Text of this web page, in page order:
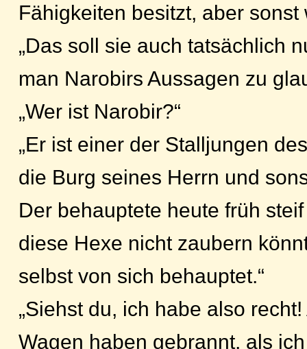
Fähigkeiten besitzt, aber sonst
„Das soll sie auch tatsächlich
man Narobirs Aussagen zu
„Wer ist Narobir?“
„Er ist einer der Stalljungen
die Burg seines Herrn und
Der behauptete heute früh
diese Hexe nicht zaubern
selbst von sich behauptet.“
„Siehst du, ich habe also
Wagen haben gebrannt, als